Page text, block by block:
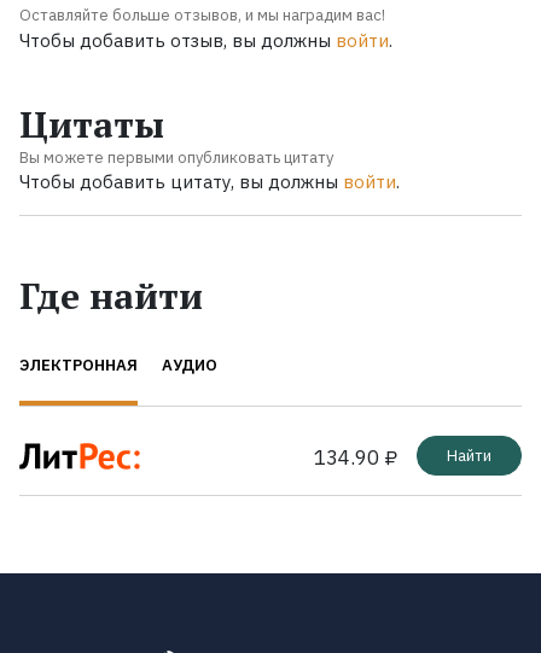
Оставляйте больше отзывов, и мы наградим вас!
Чтобы добавить отзыв, вы должны войти.
Цитаты
Вы можете первыми опубликовать цитату
Чтобы добавить цитату, вы должны войти.
Где найти
ЭЛЕКТРОННАЯ АУДИО
134.90 ₽ Найти